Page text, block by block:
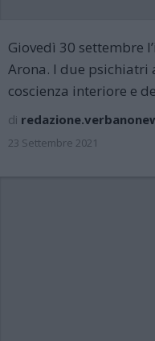
Giovedì 30 settembre
Arona. I due
coscienza interiore e
di
23 Settembre 2021